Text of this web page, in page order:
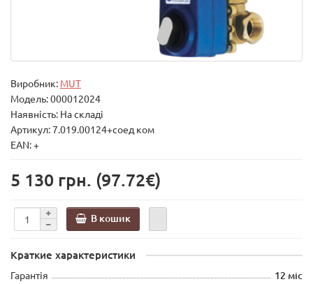
Виробник: MUT
Модель:000012024
Наявність: На складі
Артикул: 7.019.00124+соед ком
EAN: +
5 130 грн. (97.72€)
В кошик
Краткие характеристики
Гарантія 12 міс